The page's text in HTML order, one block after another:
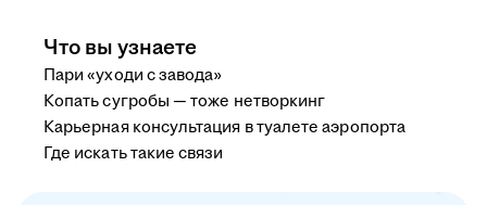
Что вы узнаете
Пари «уходи с завода»
Копать сугробы — тоже нетворкинг
Карьерная консультация в туалете аэропорта
Где искать такие связи